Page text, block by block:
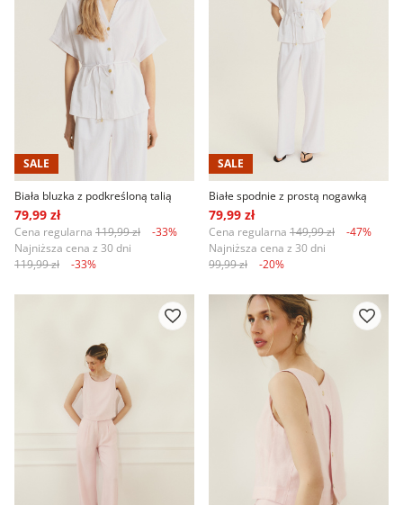
SALE
Biała bluzka z podkreśloną talią
79,99 zł
Cena regularna 119,99 zł
-33%
Najniższa cena z 30 dni
119,99 zł
-33%
SALE
Białe spodnie z prostą nogawką
79,99 zł
Cena regularna 149,99 zł
-47%
Najniższa cena z 30 dni
99,99 zł
-20%